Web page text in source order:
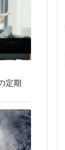
定期